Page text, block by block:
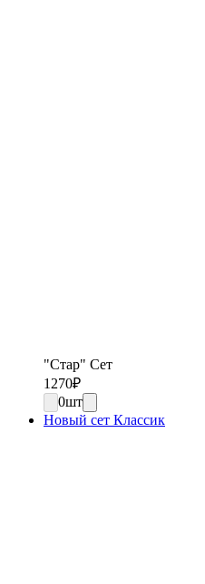
"Стар" Сет
1270₽
0шт
Новый сет Классик